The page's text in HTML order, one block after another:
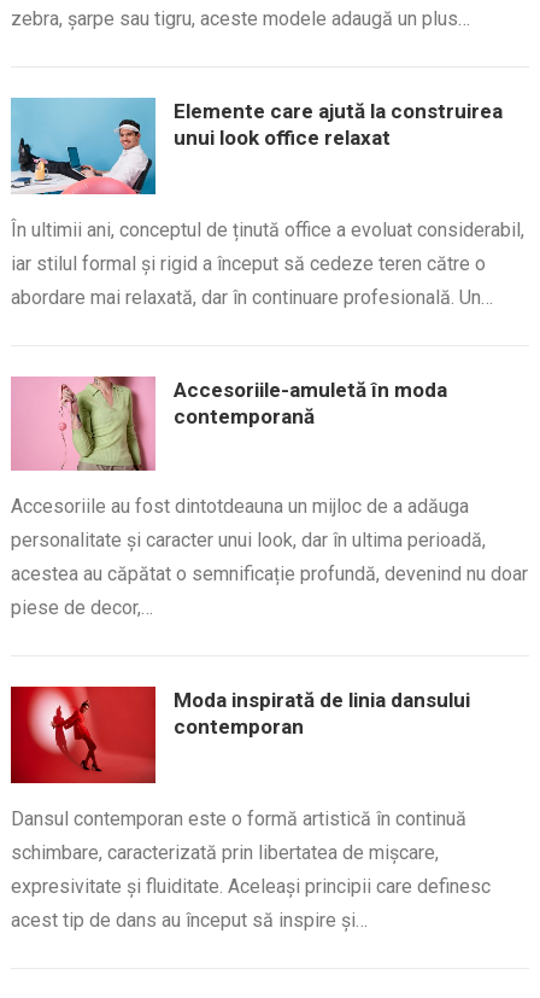
zebra, șarpe sau tigru, aceste modele adaugă un plus…
Elemente care ajută la construirea
unui look office relaxat
În ultimii ani, conceptul de ținută office a evoluat considerabil,
iar stilul formal și rigid a început să cedeze teren către o
abordare mai relaxată, dar în continuare profesională. Un…
Accesoriile-amuletă în moda
contemporană
Accesoriile au fost dintotdeauna un mijloc de a adăuga
personalitate și caracter unui look, dar în ultima perioadă,
acestea au căpătat o semnificație profundă, devenind nu doar
piese de decor,…
Moda inspirată de linia dansului
contemporan
Dansul contemporan este o formă artistică în continuă
schimbare, caracterizată prin libertatea de mișcare,
expresivitate și fluiditate. Aceleași principii care definesc
acest tip de dans au început să inspire și…